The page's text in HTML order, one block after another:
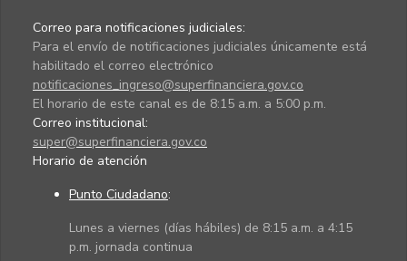
Correo para notificaciones judiciales:
Para el envío de notificaciones judiciales únicamente está
habilitado el correo electrónico
notificaciones_ingreso@superfinanciera.gov.co
El horario de este canal es de 8:15 a.m. a 5:00 p.m.
Correo institucional:
super@superfinanciera.gov.co
Horario de atención
Punto Ciudadano:
Lunes a viernes (días hábiles) de 8:15 a.m. a 4:15
p.m. jornada continua